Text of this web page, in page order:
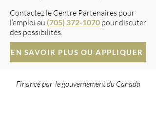
Contactez le Centre Partenaires pour
l’emploi au (705) 372-1070 pour discuter
des possibilités.
EN SAVOIR PLUS OU APPLIQUER
Financé par le gouvernement du Canada